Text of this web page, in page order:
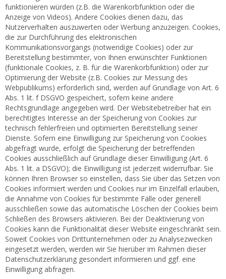
funktionieren würden (z.B. die Warenkorbfunktion oder die
Anzeige von Videos). Andere Cookies dienen dazu, das
Nutzerverhalten auszuwerten oder Werbung anzuzeigen. Cookies,
die zur Durchführung des elektronischen
Kommunikationsvorgangs (notwendige Cookies) oder zur
Bereitstellung bestimmter, von Ihnen erwünschter Funktionen
(funktionale Cookies, z. B. für die Warenkorbfunktion) oder zur
Optimierung der Website (z.B. Cookies zur Messung des
Webpublikums) erforderlich sind, werden auf Grundlage von Art. 6
Abs. 1 lit. f DSGVO gespeichert, sofern keine andere
Rechtsgrundlage angegeben wird. Der Websitebetreiber hat ein
berechtigtes Interesse an der Speicherung von Cookies zur
technisch fehlerfreien und optimierten Bereitstellung seiner
Dienste. Sofern eine Einwilligung zur Speicherung von Cookies
abgefragt wurde, erfolgt die Speicherung der betreffenden
Cookies ausschließlich auf Grundlage dieser Einwilligung (Art. 6
Abs. 1 lit. a DSGVO); die Einwilligung ist jederzeit widerrufbar. Sie
können Ihren Browser so einstellen, dass Sie über das Setzen von
Cookies informiert werden und Cookies nur im Einzelfall erlauben,
die Annahme von Cookies für bestimmte Fälle oder generell
ausschließen sowie das automatische Löschen der Cookies beim
Schließen des Browsers aktivieren. Bei der Deaktivierung von
Cookies kann die Funktionalität dieser Website eingeschränkt sein.
Soweit Cookies von Drittunternehmen oder zu Analysezwecken
eingesetzt werden, werden wir Sie hierüber im Rahmen dieser
Datenschutzerklärung gesondert informieren und ggf. eine
Einwilligung abfragen.